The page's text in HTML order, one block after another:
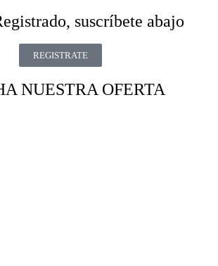
suscríbete abajo
REGISTRATE
NUESTRA OFERTA